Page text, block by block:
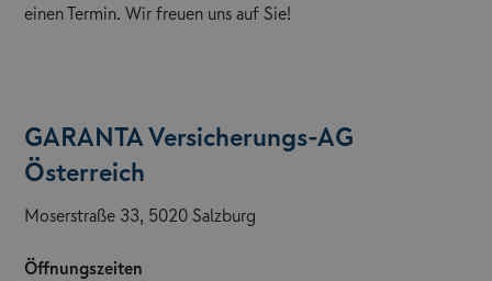
einen Termin. Wir freuen uns auf Sie!
GARANTA Versicherungs-AG
Österreich
Moserstraße 33, 5020 Salzburg
Öffnungszeiten